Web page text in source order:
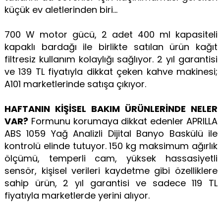
küçük ev aletlerinden biri...
700 W motor gücü, 2 adet 400 ml kapasiteli
kapaklı bardağı ile birlikte satılan ürün kağıt
filtresiz kullanım kolaylığı sağlıyor. 2 yıl garantisi
ve 139 TL fiyatıyla dikkat çeken kahve makinesi;
A101 marketlerinde satışa çıkıyor.
HAFTANIN KİŞİSEL BAKIM ÜRÜNLERİNDE NELER
VAR?Formunu korumaya dikkat edenler APRILLA
ABS 1059 Yağ Analizli Dijital Banyo Baskülü ile
kontrolü elinde tutuyor. 150 kg maksimum ağırlık
ölçümü, temperli cam, yüksek hassasiyetli
sensör, kişisel verileri kaydetme gibi özelliklere
sahip ürün, 2 yıl garantisi ve sadece 119 TL
fiyatıyla marketlerde yerini alıyor.